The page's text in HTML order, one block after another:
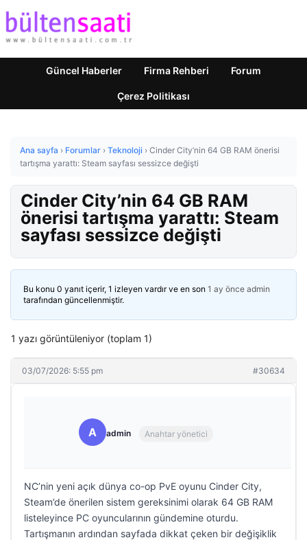
Güncel Haberler Firma Rehberi Forum
Çerez Politikası
Ana sayfa › Forumlar › Teknoloji › Cinder City’nin 64 GB RAM önerisi
tartışma yarattı: Steam sayfası sessizce değişti
Cinder City’nin 64 GB RAM
önerisi tartışma yarattı: Steam
sayfası sessizce değişti
Bu konu 0 yanıt içerir, 1 izleyen vardır ve en son 1 ay önce admin
tarafından güncellenmiştir.
1 yazı görüntüleniyor (toplam 1)
03/07/2026: 5:55 pm #30634
A admin Anahtar yönetici
NC’nin yeni açık dünya co-op PvE oyunu Cinder City,
Steam’de önerilen sistem gereksinimi olarak 64 GB RAM
listeleyince PC oyuncularının gündemine oturdu.
Tartışmanın ardından sayfada dikkat çeken bir değişiklik